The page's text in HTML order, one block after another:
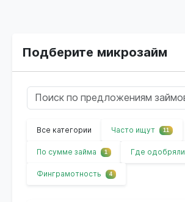
Подберите микрозайм
Все категории Часто ищут 11
По сумме займа 1 Где одобряли
Финграмотность 4